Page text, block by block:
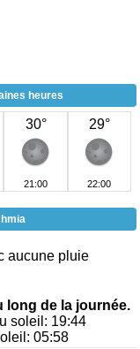
heures
30°
21:00
29°
22:00
aucune pluie
long de la journée.
soleil: 19:44
05:58